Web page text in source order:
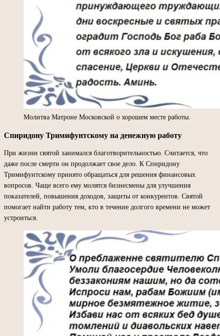
Молитва Матроне Московской о хорошем месте работы.
Спиридону Тримифунтскому на денежную работу
При жизни святой занимался благотворительностью. Считается, что
даже после смерти он продолжает свое дело. К Спиридону
Тримифунтскому принято обращаться для решения финансовых
вопросов. Чаще всего ему молятся бизнесмены для улучшения
показателей, повышения доходов, защиты от конкурентов. Святой
помогает найти работу тем, кто в течение долгого времени не может
устроиться.